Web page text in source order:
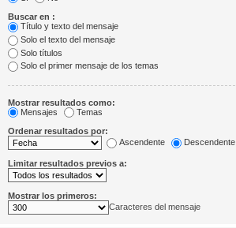
Buscar en :
Título y texto del mensaje
Solo el texto del mensaje
Solo títulos
Solo el primer mensaje de los temas
Mostrar resultados como:
Mensajes
Temas
Ordenar resultados por:
Ascendente
Descendente
Limitar resultados previos a:
Mostrar los primeros:
Caracteres del mensaje